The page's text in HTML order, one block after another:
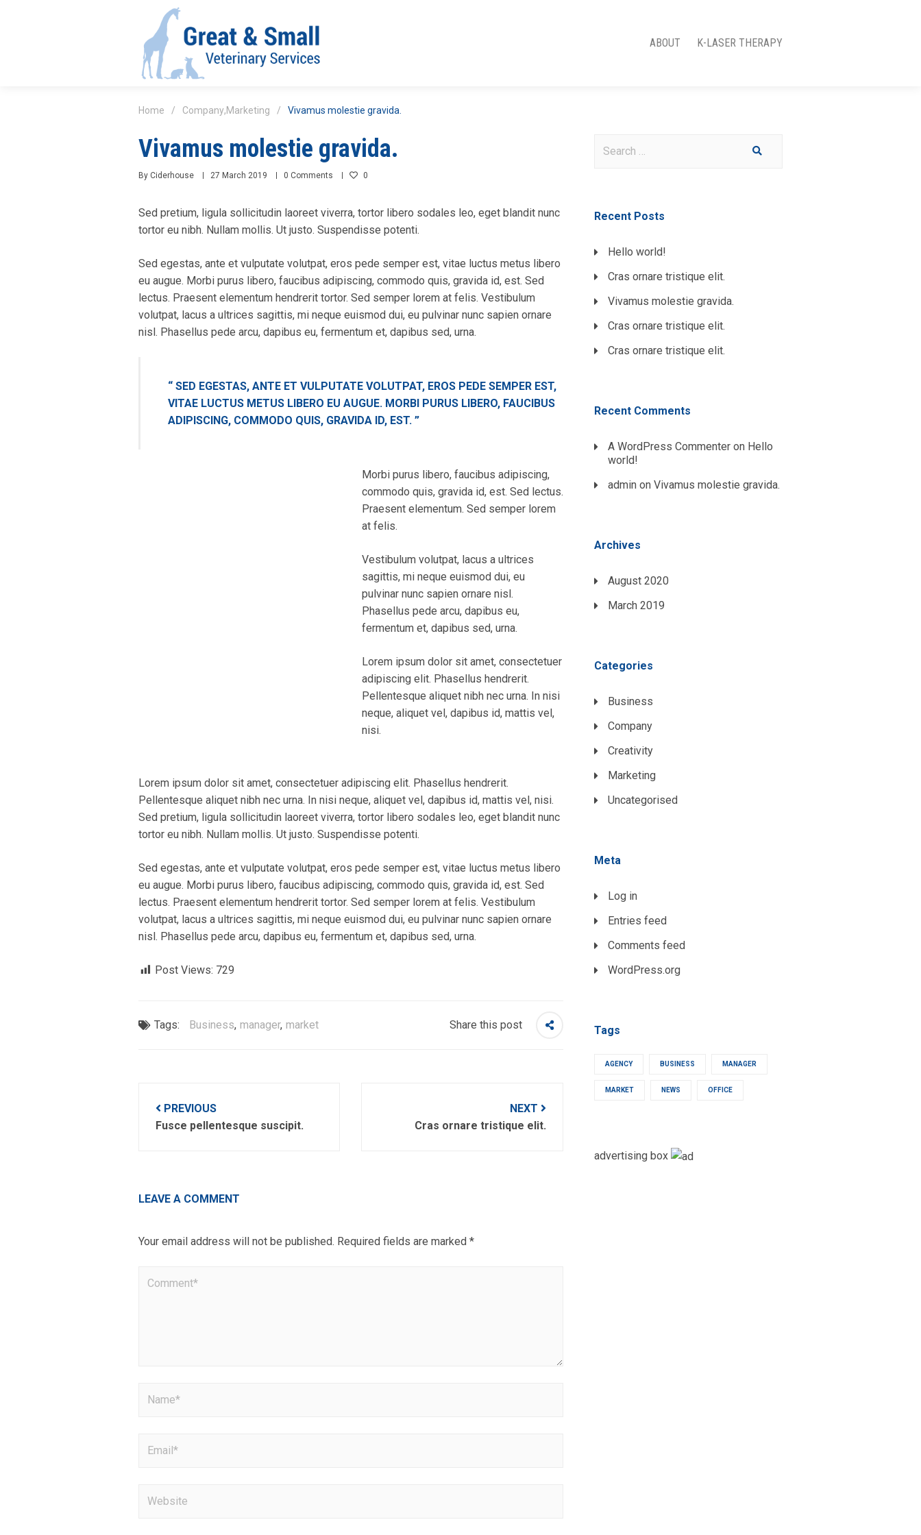
ABOUT K-LASER THERAPY
Home / Company,Marketing / Vivamus molestie gravida.
Vivamus molestie gravida.
By Ciderhouse 27 March 2019 0 Comments 0
Sed pretium, ligula sollicitudin laoreet viverra, tortor libero sodales leo, eget blandit nunc
tortor eu nibh. Nullam mollis. Ut justo. Suspendisse potenti.
Sed egestas, ante et vulputate volutpat, eros pede semper est, vitae luctus metus libero
eu augue. Morbi purus libero, faucibus adipiscing, commodo quis, gravida id, est. Sed
lectus. Praesent elementum hendrerit tortor. Sed semper lorem at felis. Vestibulum
volutpat, lacus a ultrices sagittis, mi neque euismod dui, eu pulvinar nunc sapien ornare
nisl. Phasellus pede arcu, dapibus eu, fermentum et, dapibus sed, urna.
“ SED EGESTAS, ANTE ET VULPUTATE VOLUTPAT, EROS PEDE SEMPER EST,
VITAE LUCTUS METUS LIBERO EU AUGUE. MORBI PURUS LIBERO, FAUCIBUS
ADIPISCING, COMMODO QUIS, GRAVIDA ID, EST. ”
Morbi purus libero, faucibus adipiscing,
commodo quis, gravida id, est. Sed lectus.
Praesent elementum. Sed semper lorem
at felis.
Vestibulum volutpat, lacus a ultrices
sagittis, mi neque euismod dui, eu
pulvinar nunc sapien ornare nisl.
Phasellus pede arcu, dapibus eu,
fermentum et, dapibus sed, urna.
Lorem ipsum dolor sit amet, consectetuer
adipiscing elit. Phasellus hendrerit.
Pellentesque aliquet nibh nec urna. In nisi
neque, aliquet vel, dapibus id, mattis vel,
nisi.
Lorem ipsum dolor sit amet, consectetuer adipiscing elit. Phasellus hendrerit.
Pellentesque aliquet nibh nec urna. In nisi neque, aliquet vel, dapibus id, mattis vel, nisi.
Sed pretium, ligula sollicitudin laoreet viverra, tortor libero sodales leo, eget blandit nunc
tortor eu nibh. Nullam mollis. Ut justo. Suspendisse potenti.
Sed egestas, ante et vulputate volutpat, eros pede semper est, vitae luctus metus libero
eu augue. Morbi purus libero, faucibus adipiscing, commodo quis, gravida id, est. Sed
lectus. Praesent elementum hendrerit tortor. Sed semper lorem at felis. Vestibulum
volutpat, lacus a ultrices sagittis, mi neque euismod dui, eu pulvinar nunc sapien ornare
nisl. Phasellus pede arcu, dapibus eu, fermentum et, dapibus sed, urna.
Post Views: 729
Tags: Business, manager, market Share this post
navigation
PREVIOUS
Fusce pellentesque suscipit.
NEXT
Cras ornare tristique elit.
LEAVE A COMMENT
Your email address will not be published. Required fields are marked *
Recent Posts
Hello world!
Cras ornare tristique elit.
Vivamus molestie gravida.
Cras ornare tristique elit.
Cras ornare tristique elit.
Recent Comments
A WordPress Commenteron Hello
world!
admin on Vivamus molestie gravida.
Archives
August 2020
March 2019
Categories
Business
Company
Creativity
Marketing
Uncategorised
Meta
Log in
Entries feed
Comments feed
WordPress.org
Tags
AGENCY BUSINESS MANAGER
MARKET NEWS OFFICE
advertising box